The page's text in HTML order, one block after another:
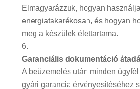
Elmagyarázzuk, hogyan
energiatakarékosan, és hogyan
meg a készülék élettartama.
Garanciális dokumentáció
A beüzemelés után minden
gyári garancia érvényesítéséhez